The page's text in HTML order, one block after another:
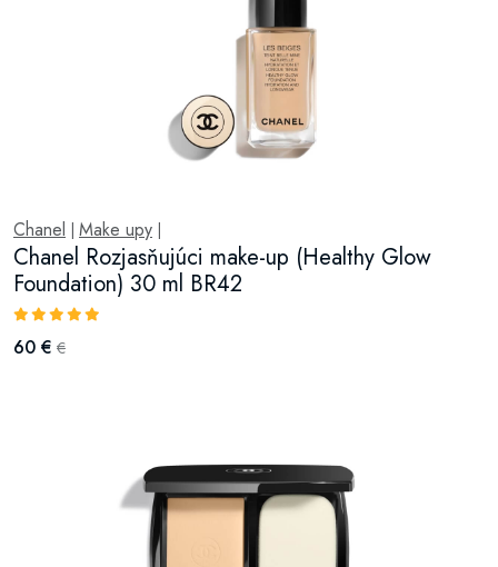
Chanel Make upy
Chanel Rozjasňujúci make-up (Healthy Glow
Foundation) 30 ml BR42
60 € €